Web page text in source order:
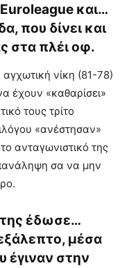
και…
που δίνει και
στα πλέι οφ.
νίκη (81-78)
έχουν «καθαρίσει»
τους τρίτο
«ανέστησαν»
ανταγωνιστικό της
σα να μην
έδωσε…
μέσα
έγιναν στην